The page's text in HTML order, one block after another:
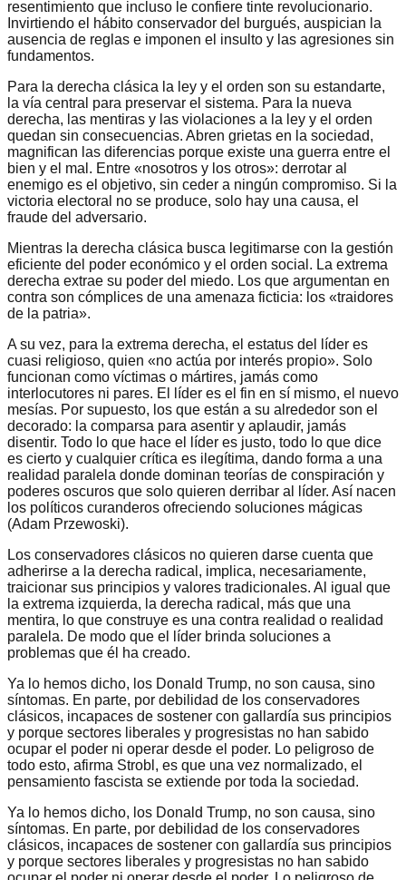
resentimiento que incluso le confiere tinte revolucionario.
Invirtiendo el hábito conservador del burgués, auspician la
ausencia de reglas e imponen el insulto y las agresiones sin
fundamentos.
Para la derecha clásica la ley y el orden son su estandarte,
la vía central para preservar el sistema. Para la nueva
derecha, las mentiras y las violaciones a la ley y el orden
quedan sin consecuencias. Abren grietas en la sociedad,
magnifican las diferencias porque existe una guerra entre el
bien y el mal. Entre «nosotros y los otros»: derrotar al
enemigo es el objetivo, sin ceder a ningún compromiso. Si la
victoria electoral no se produce, solo hay una causa, el
fraude del adversario.
Mientras la derecha clásica busca legitimarse con la gestión
eficiente del poder económico y el orden social. La extrema
derecha extrae su poder del miedo. Los que argumentan en
contra son cómplices de una amenaza ficticia: los «traidores
de la patria».
A su vez, para la extrema derecha, el estatus del líder es
cuasi religioso, quien «no actúa por interés propio». Solo
funcionan como víctimas o mártires, jamás como
interlocutores ni pares. El líder es el fin en sí mismo, el nuevo
mesías. Por supuesto, los que están a su alrededor son el
decorado: la comparsa para asentir y aplaudir, jamás
disentir. Todo lo que hace el líder es justo, todo lo que dice
es cierto y cualquier crítica es ilegítima, dando forma a una
realidad paralela donde dominan teorías de conspiración y
poderes oscuros que solo quieren derribar al líder. Así nacen
los políticos curanderos ofreciendo soluciones mágicas
(Adam Przewoski).
Los conservadores clásicos no quieren darse cuenta que
adherirse a la derecha radical, implica, necesariamente,
traicionar sus principios y valores tradicionales. Al igual que
la extrema izquierda, la derecha radical, más que una
mentira, lo que construye es una contra realidad o realidad
paralela. De modo que el líder brinda soluciones a
problemas que él ha creado.
Ya lo hemos dicho, los Donald Trump, no son causa, sino
síntomas. En parte, por debilidad de los conservadores
clásicos, incapaces de sostener con gallardía sus principios
y porque sectores liberales y progresistas no han sabido
ocupar el poder ni operar desde el poder. Lo peligroso de
todo esto, afirma Strobl, es que una vez normalizado, el
pensamiento fascista se extiende por toda la sociedad.
Ya lo hemos dicho, los Donald Trump, no son causa, sino
síntomas. En parte, por debilidad de los conservadores
clásicos, incapaces de sostener con gallardía sus principios
y porque sectores liberales y progresistas no han sabido